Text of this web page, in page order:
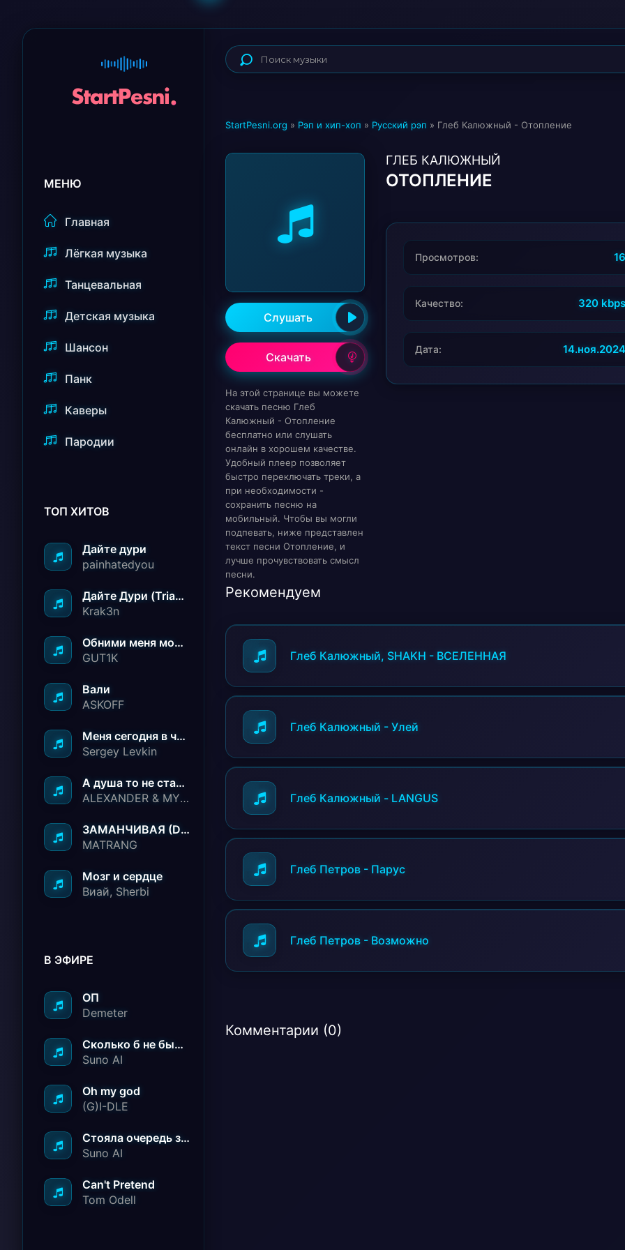
МЕНЮ
Главная
Лёгкая музыка
Танцевальная
Детская музыка
Шансон
Панк
Каверы
Пародии
ТОП ХИТОВ
Дайте дури
painhatedyou
Дайте Дури (Triad Remix)
Krak3n
Обними меня молча ничего не говори
GUT1K
Вали
ASKOFF
Меня сегодня в чёрный список занесли
Sergey Levkin
А душа то не стареет
ALEXANDER & MY FAMILY
ЗАМАНЧИВАЯ (Deep House Remix)
MATRANG
Мозг и сердце
Виай, Sherbi
В ЭФИРЕ
ОП
Demeter
Сколько б не было вам лет не грустите
Suno AI
Oh my god
(G)I-DLE
Стояла очередь за радостью
Suno AI
Can't Pretend
Tom Odell
StartPesni.org » Рэп и хип-хоп » Русский рэп » Глеб Калюжный - Отопление
Слушать
Скачать
На этой странице вы можете
скачать песню Глеб
Калюжный - Отопление
бесплатно или слушать
онлайн в хорошем качестве.
Удобный плеер позволяет
быстро переключать треки, а
при необходимости -
сохранить песню на
мобильный. Чтобы вы могли
подпевать, ниже представлен
текст песни Отопление, и
лучше прочувствовать смысл
песни.
ГЛЕБ КАЛЮЖНЫЙ
ОТОПЛЕНИЕ
Просмотров: 16
Качество: 320 kbps
Дата: 14.ноя.2024
Рекомендуем
Глеб Калюжный, SHAKH - ВСЕЛЕННАЯ
Глеб Калюжный - Улей
Глеб Калюжный - LANGUS
Глеб Петров - Парус
Глеб Петров - Возможно
Комментарии (0)